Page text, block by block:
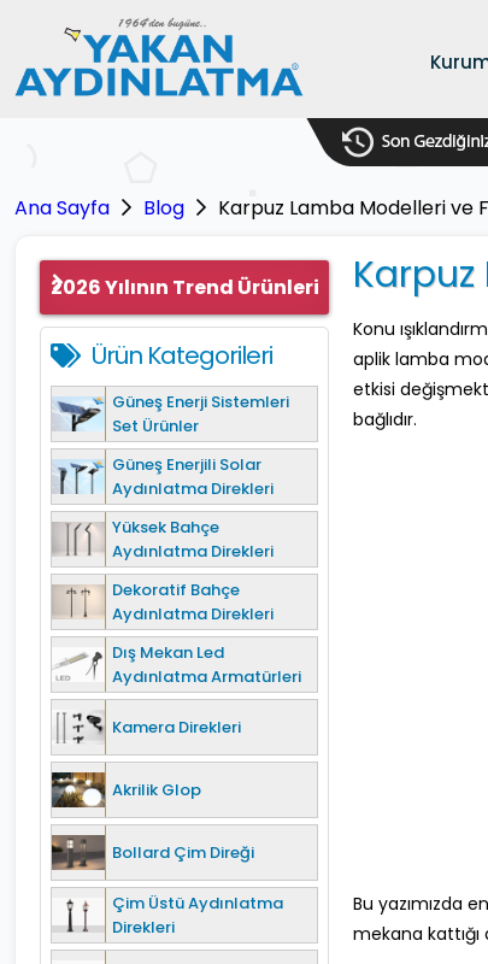
Ana Sayfa Blog Karpuz Lamba Modelleri ve
2026 Yılının Trend Ürünleri
Ürün Kategorileri
Güneş Enerji Sistemleri
Set Ürünler
Güneş Enerjili Solar
Aydınlatma Direkleri
Yüksek Bahçe
Aydınlatma Direkleri
Dekoratif Bahçe
Aydınlatma Direkleri
Dış Mekan Led
Aydınlatma Armatürleri
Kamera Direkleri
Akrilik Glop
Bollard Çim Direği
Çim Üstü Aydınlatma
Direkleri
Konu
aplik lamba
etkisi
bağlıdır.
Bu yazımızda
mekana